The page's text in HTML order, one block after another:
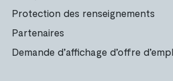
Protection des renseignements
Partenaires
Demande d’affichage d’offre